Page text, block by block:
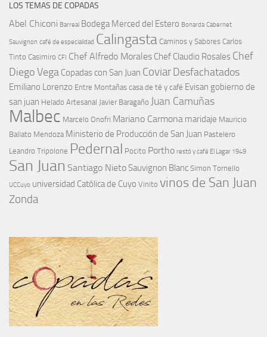
LOS TEMAS DE COPADAS
Abel Chiconi Barreal Bodega Merced del Estero Bonarda Cabernet
Sauvignon café de especialidad Calingasta Caminos y Sabores Carlos
Tinto Casimiro CFI Chef Alfredo Morales Chef Claudio Rosales Chef
Diego Vega Copadas con San Juan CoviarDesfachatados
Emiliano Lorenzo Entre Montañas casa de té y café Evisan gobierno de
san juan Helado Artesanal Javier Baragaño Juan Camuñas
Malbec Marcelo Onofri Mariano Carmona maridaje Mauricio
Ballato Mendoza Ministerio de Producción de San Juan Pastelero
Leandro Tripolone Pedernal Pocito Portho restó y café El Lagar 1949
San Juan Santiago Nieto Sauvignon Blanc Simon Tornello
UCCuyo universidad Católica de Cuyo Vinito vinos de San Juan
Zonda